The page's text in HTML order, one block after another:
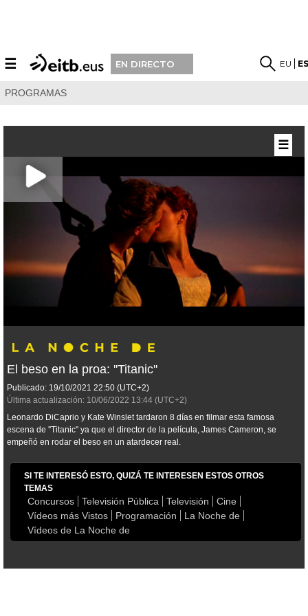
☰ EN DIRECTO EU
PROGRAMAS
El beso en la proa: ''Titanic''
Publicado: 19/10/2021 22:50 (UTC+2)
Última actualización: 10/06/2022 13:44 (UTC+2)
Leonardo DiCaprio y Kate Winslet tardaron 8 días en filmar esta famosa
escena de ''Titanic'' ya que el director de la película, James Cameron, se
empeñó en rodar el beso en un atardecer real.
SI TE INTERESÓ ESTO, QUIZÁ TE INTERESEN ESTOS OTROS
TEMAS
Concursos Televisión Pública Televisión
Cine
Vídeos más Vistos
Programación
La Noche de
Vídeos de La Noche de
☰